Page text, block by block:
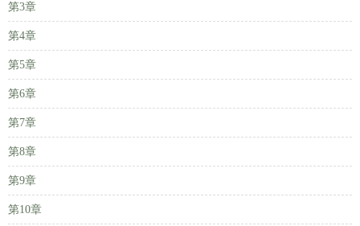
第3章
第4章
第5章
第6章
第7章
第8章
第9章
第10章